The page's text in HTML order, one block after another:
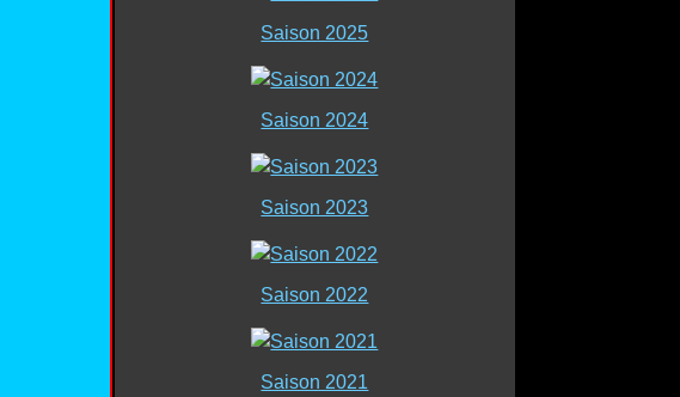
Saison 2025
Saison 2024
Saison 2023
Saison 2022
Saison 2021